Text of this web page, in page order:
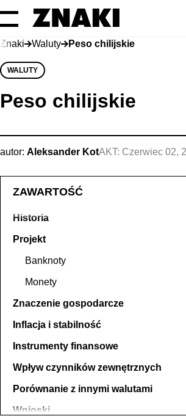
Znaki Waluty Peso chilijskie
WALUTY
Peso chilijskie
autor: Aleksander KotAKT: Czerwiec 02,
ZAWARTOŚĆ
Historia
Projekt
Banknoty
Monety
Znaczenie gospodarcze
Inflacja i stabilność
Instrumenty finansowe
Wpływ czynników zewnętrznych
Porównanie z innymi walutami
Wnioski